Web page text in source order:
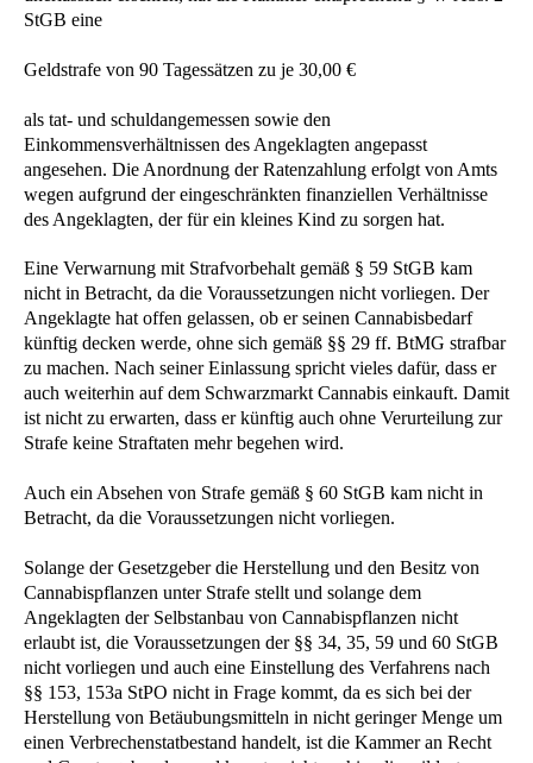
StGB eine
Geldstrafe von 90 Tagessätzen zu je 30,00 €
als tat- und schuldangemessen sowie den
Einkommensverhältnissen des Angeklagten angepasst
angesehen. Die Anordnung der Ratenzahlung erfolgt von Amts
wegen aufgrund der eingeschränkten finanziellen Verhältnisse
des Angeklagten, der für ein kleines Kind zu sorgen hat.
Eine Verwarnung mit Strafvorbehalt gemäß § 59 StGB kam
nicht in Betracht, da die Voraussetzungen nicht vorliegen. Der
Angeklagte hat offen gelassen, ob er seinen Cannabisbedarf
künftig decken werde, ohne sich gemäß §§ 29 ff. BtMG strafbar
zu machen. Nach seiner Einlassung spricht vieles dafür, dass er
auch weiterhin auf dem Schwarzmarkt Cannabis einkauft. Damit
ist nicht zu erwarten, dass er künftig auch ohne Verurteilung zur
Strafe keine Straftaten mehr begehen wird.
Auch ein Absehen von Strafe gemäß § 60 StGB kam nicht in
Betracht, da die Voraussetzungen nicht vorliegen.
Solange der Gesetzgeber die Herstellung und den Besitz von
Cannabispflanzen unter Strafe stellt und solange dem
Angeklagten der Selbstanbau von Cannabispflanzen nicht
erlaubt ist, die Voraussetzungen der §§ 34, 35, 59 und 60 StGB
nicht vorliegen und auch eine Einstellung des Verfahrens nach
§§ 153, 153a StPO nicht in Frage kommt, da es sich bei der
Herstellung von Betäubungsmitteln in nicht geringer Menge um
einen Verbrechenstatbestand handelt, ist die Kammer an Recht